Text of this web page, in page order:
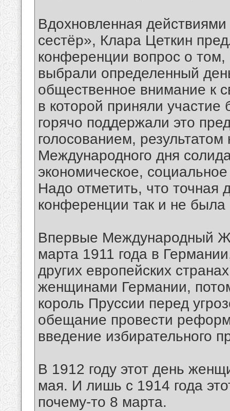
Вдохновленная
сестёр», Клара Цеткин
конференции вопрос о
выбрали определенный
общественное внимание к
в которой приняли
горячо поддержали это
голосованием,
Международного дня
экономическое,
Надо отметить, что точная
конференции так и не была
Впервые Международный
марта 1911 года в
других европейских
женщинами Германии,
король Пруссии перед
обещание провести
введение избирательного
В 1912 году этот день
мая. И лишь с 1914 года
почему-то 8 марта.